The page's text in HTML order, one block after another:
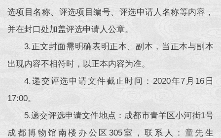
选项目名称、评选项目编号、评选申请人名称等内容，
并在封口处加盖评选申请人公章。
3.正文封面需明确表明正本、副本，当正本与副本
出现内容不相符时，以正本内容为准。
4.递交评选申请文件截止时间：2020年7月16日
17:00。
5.递交评选申请文件地点：成都市青羊区小河街1号
成都博物馆南楼办公区305室，联系人：童先生